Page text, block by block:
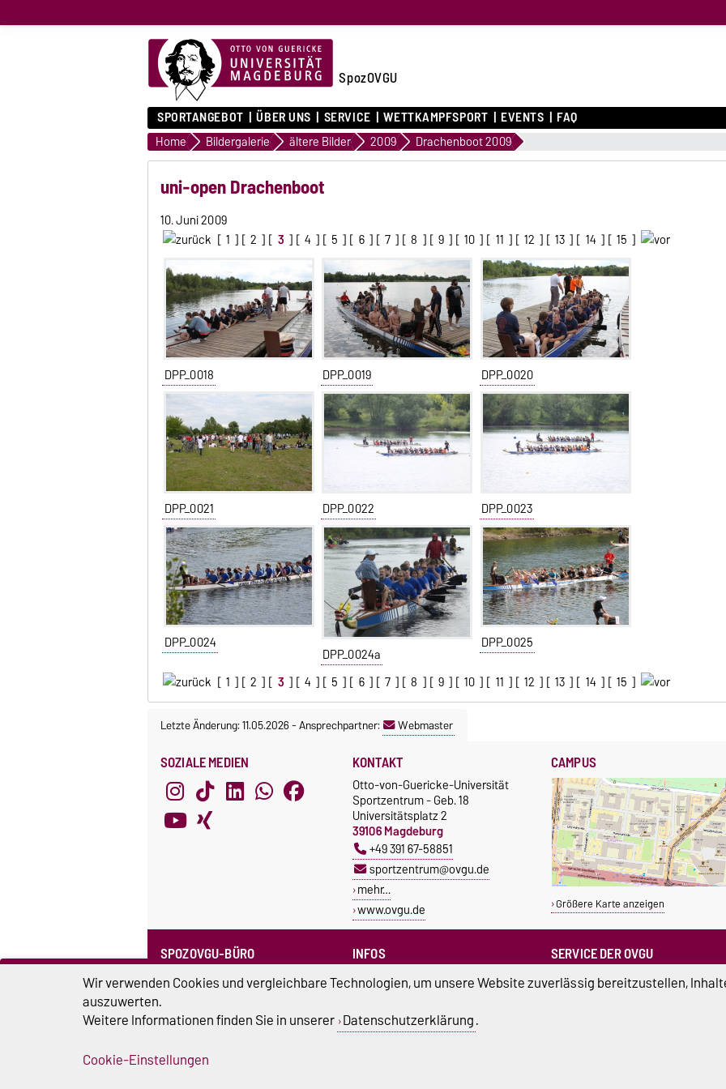
SpozOVGU
SPORTANGEBOT ÜBER UNS SERVICE WETTKAMPFSPORT EVENTS FAQ
Home Bildergalerie ältere Bilder 2009 Drachenboot 2009
uni-open Drachenboot
10. Juni 2009
[ 1 ] [ 2 ] [ 3 ] [ 4 ] [ 5 ] [ 6 ] [ 7 ] [ 8 ] [ 9 ] [ 10 ] [ 11 ] [ 12 ] [ 13 ] [ 14 ] [ 15 ]
DPP_0018 DPP_0019 DPP_0020
DPP_0021 DPP_0022 DPP_0023
DPP_0024
DPP_0024a
DPP_0025
[ 1 ] [ 2 ] [ 3 ] [ 4 ] [ 5 ] [ 6 ] [ 7 ] [ 8 ] [ 9 ] [ 10 ] [ 11 ] [ 12 ] [ 13 ] [ 14 ] [ 15 ]
Letzte Änderung: 11.05.2026-Ansprechpartner: Webmaster
SOZIALE MEDIEN KONTAKT
Otto-von-Guericke-Universität
Sportzentrum - Geb. 18
Universitätsplatz 2
39106 Magdeburg
+49 391 67-58851
sportzentrum@ovgu.de
mehr…
www.ovgu.de
CAMPUS
Größere Karte anzeigen
SPOZOVGU-BÜRO
Sprechzeiten
INFOS
Campus Service Center
Studentenwerk
Studierendenrat
Sportreferent der Uni
SERVICE DER OVGU
Infopoint & Fundbüro
+49 391 67-54444
Wir verwenden Cookies und vergleichbare Technologien, um unsere Website zuverlässig bereitzustellen,
auszuwerten.
Weitere Informationen finden Sie in unserer Datenschutzerklärung.
Cookie-Einstellungen